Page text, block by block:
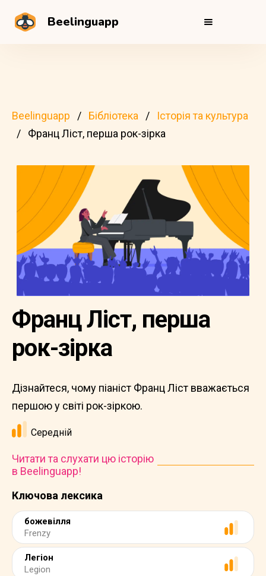
Beelinguapp
Beelinguapp Бібліотека
Історія та культура
Франц Ліст, перша рок-зірка
Ключова лексика
божевілля
Frenzy
Легіон
Legion
Франц Ліст, перша
рок-зірка
Дізнайтеся, чому піаніст Франц Ліст вважається
першою у світі рок-зіркою.
Середній
Читати та слухати цю історію
в Beelinguapp!